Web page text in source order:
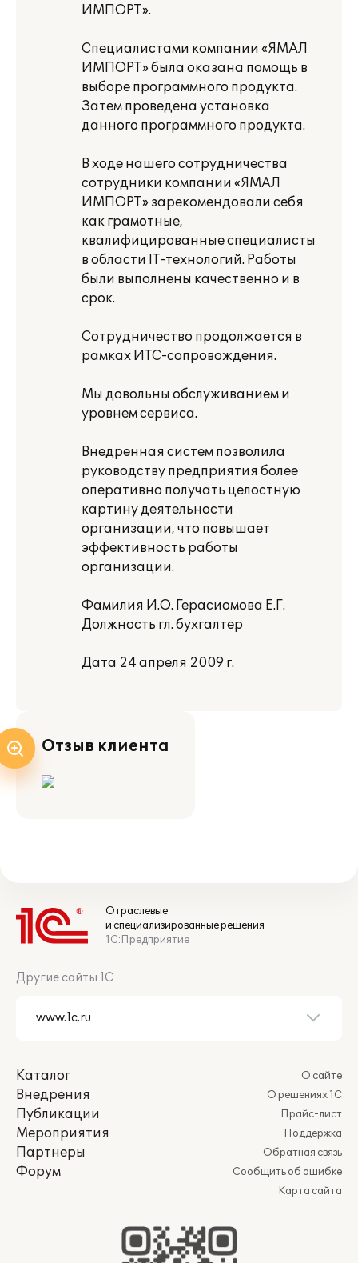
ИМПОРТ».
Специалистами компании «ЯМАЛ
ИМПОРТ» была оказана помощь в
выборе программного продукта.
Затем проведена установка
данного программного продукта.
В ходе нашего сотрудничества
сотрудники компании «ЯМАЛ
ИМПОРТ» зарекомендовали себя
как грамотные,
квалифицированные специалисты
в области IT-технологий. Работы
были выполнены качественно и в
срок.
Сотрудничество продолжается в
рамках ИТС-сопровождения.
Мы довольны обслуживанием и
уровнем сервиса.
Внедренная систем позволила
руководству предприятия более
оперативно получать целостную
картину деятельности
организации, что повышает
эффективность работы
организации.
Фамилия И.О. Герасиомова Е.Г.
Должность гл. бухгалтер
Дата 24 апреля 2009 г.
Отзыв клиента
Отраслевые
и специализированные решения
1С:Предприятие
Другие сайты 1С
Каталог
Внедрения
Публикации
Мероприятия
Партнеры
Форум
О сайте
О решениях 1С
Прайс-лист
Поддержка
Обратная связь
Сообщить об ошибке
Карта сайта